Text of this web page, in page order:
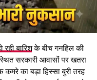
फैसले
गौलापार में 30 हेक्टेयर जमीन
रही बारिशके बीच गनहिल की
सरकारी आवासों पर खतरा
का बड़ा हिस्सा बुरी तरह